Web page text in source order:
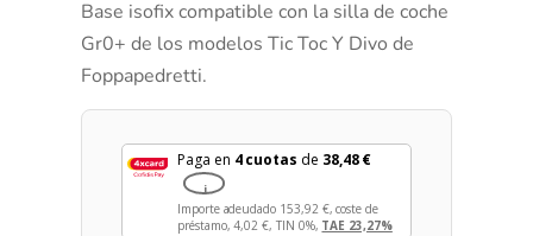
Base isofix compatible con la silla de coche
Gr0+ de los modelos Tic Toc Y Divo de
Foppapedretti.
Paga en 4 cuotas de 38,48€
i
Importe adeudado 153,92 €, coste de
préstamo,4,02€, TIN 0%, TAE 23,27%